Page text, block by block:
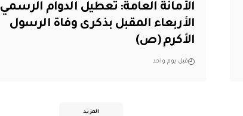
الأمانة العامة: تعطيل الدوام الرسمي
الأربعاء المقبل بذكرى وفاة الرسول
الأكرم (ص)
قبل يوم واحد
المزيد